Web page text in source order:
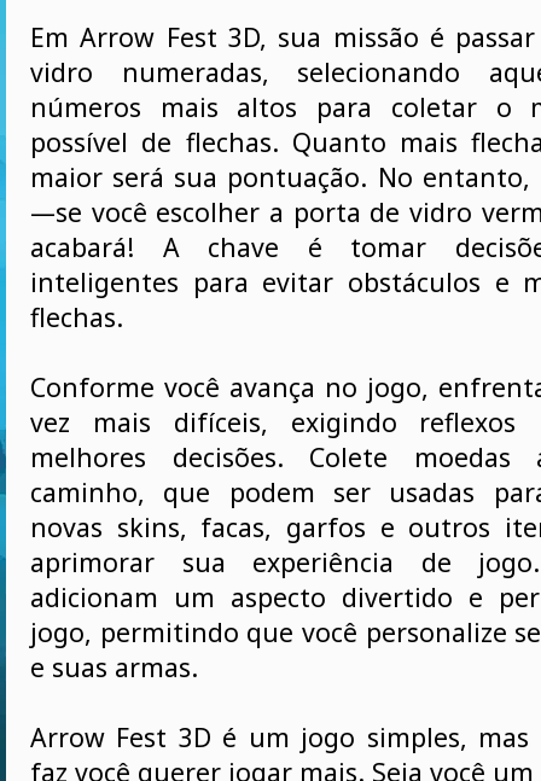
Em Arrow Fest 3D, sua missão é
vidro numeradas, selecionando
números mais altos para coletar o
possível de flechas. Quanto mais
maior será sua pontuação. No
—se você escolher a porta de vidro
acabará! A chave é tomar
inteligentes para evitar obstáculos e
flechas.
Conforme você avança no jogo,
vez mais difíceis, exigindo reflexos
melhores decisões. Colete
caminho, que podem ser usadas
novas skins, facas, garfos e outros
aprimorar sua experiência de
adicionam um aspecto divertido e
jogo, permitindo que você personalize
e suas armas.
Arrow Fest 3D é um jogo simples,
faz você querer jogar mais. Seja você